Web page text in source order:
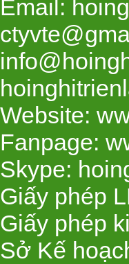
Email:
Website:
Fanpage:
Skype:
Giấy phép
Giấy phép
Sở Kế